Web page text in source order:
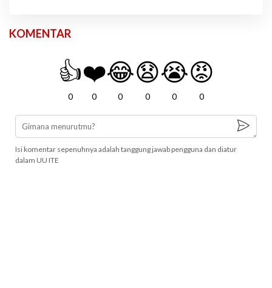
KOMENTAR
👍
0
❤️
0
😂
0
😧
0
😭
0
😡
0
Isi komentar sepenuhnya adalah tanggung jawab pengguna dan diatur
dalam UU ITE